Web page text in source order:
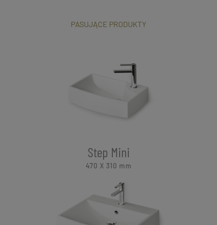
PASUJĄCE PRODUKTY
Step Mini
470 X 310 mm